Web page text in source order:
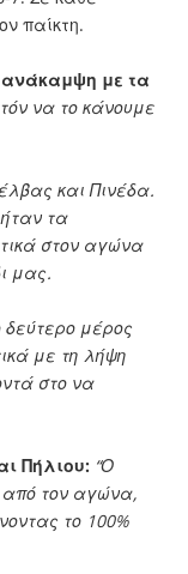
παίκτη.
με τα
να το κάνουμε
και Πινέδα.
τα
στον αγώνα
μας.
μέρος
με τη λήψη
στο να
Πήλιου: “Ο
από τον αγώνα,
το 100%